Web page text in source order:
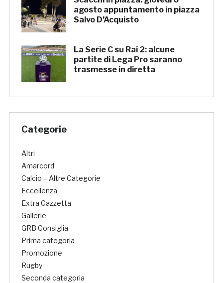
agosto appuntamento in piazza
Salvo D’Acquisto
La Serie C su Rai 2: alcune
partite di Lega Pro saranno
trasmesse in diretta
Categorie
Altri
Amarcord
Calcio – Altre Categorie
Eccellenza
Extra Gazzetta
Gallerie
GRB Consiglia
Prima categoria
Promozione
Rugby
Seconda categoria